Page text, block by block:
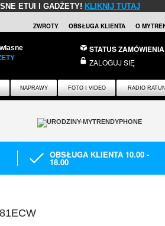
ETUI I GADŻETY! KLIKNIJ TUTAJ
ZWROTY OBSŁUGA KLIENTA O
STATUS ZAMÓWIENIA
ZALOGUJ SIĘ
NAPRAWY FOTO I VIDEO RADIO
OBSŁUGA KLIENTA 10.00 -
18.00